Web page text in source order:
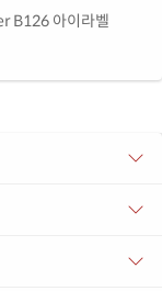
B126 아이라벨